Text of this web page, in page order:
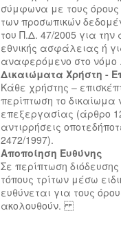
σύμφωνα με τους όρους
των προσωπικών
του Π.Δ. 47/2005 για
εθνικής ασφάλειας ή
αναφερόμενο στο νόμο
Δικαιώματα Χρήστη -
Κάθε χρήστης –
περίπτωση το
επεξεργασίας (άρθρο
αντιρρήσεις
2472/1997).
Αποποίηση Ευθύνης
Σε περίπτωση
τόπους τρίτων μέσω
ευθύνεται για τους
ακολουθούν.